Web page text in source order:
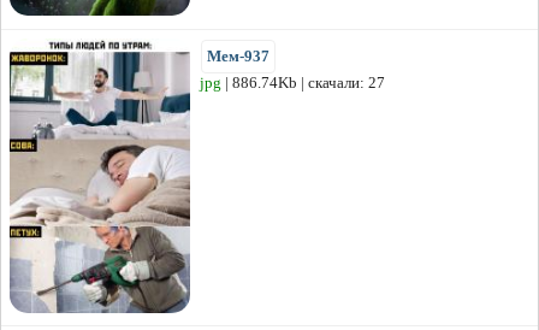
Мем-937
jpg | 886.74Kb | скачали: 27